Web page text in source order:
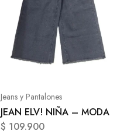
Jeans y Pantalones
JEAN ELV! NIÑA – MODA
$ 109.900